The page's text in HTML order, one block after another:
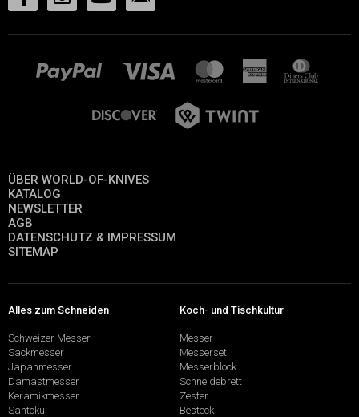
ÜBER WORLD-OF-KNIVES
KATALOG
NEWSLETTER
AGB
DATENSCHUTZ & IMPRESSUM
SITEMAP
Alles zum Schneiden
Schweizer Messer
Sackmesser
Japanmesser
Damastmesser
Keramikmesser
Santoku
Koch- und Tischkultur
Messer
Messerset
Messerblock
Schneidebrett
Zester
Besteck